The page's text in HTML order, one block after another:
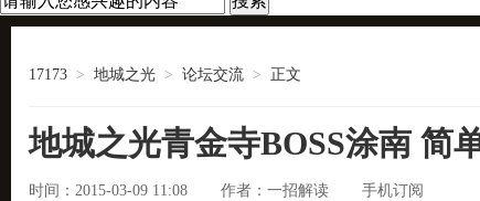
17173 > 地城之光 > 论坛交流 > 正文
地城之光青金寺BOSS涂南 简
时间：2015-03-09 11:08 作者： 一招解读 手机订阅